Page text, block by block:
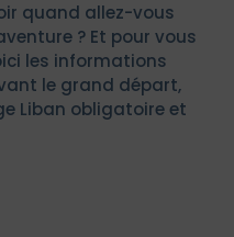
quand allez-vous
? Et pour vous
les informations
le grand départ,
Liban obligatoire et